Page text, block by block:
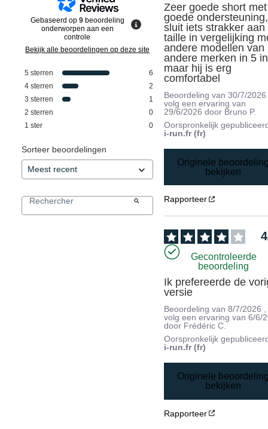
Gebaseerd op 9 beoordeling
onderworpen aan een
controle
Bekijk alle beoordelingen op deze site
5 sterren
6
4 sterren
2
3 sterren
1
2 sterren
0
1 ster 0
Sorteer beoordelingen
Zeer goede short met
goede
sluit iets strakker aan
taille in vergelijking
andere modellen van
andere merken in 5
maar hij is erg
comfortabel
Beoordeling van30/7/2026
volg een ervaring van
29/6/2026 door Bruno P.
Oorspronkelijk
i-run.fr (fr)
Originele
bekijken
Rapporteer
4
Gecontroleerde
beoordeling
Ik prefereerde de
versie
Beoordeling van8/7/2026 ,
volg een ervaring van6/6/
door Frédéric C.
Oorspronkelijk
i-run.fr (fr)
Originele
bekijken
Rapporteer